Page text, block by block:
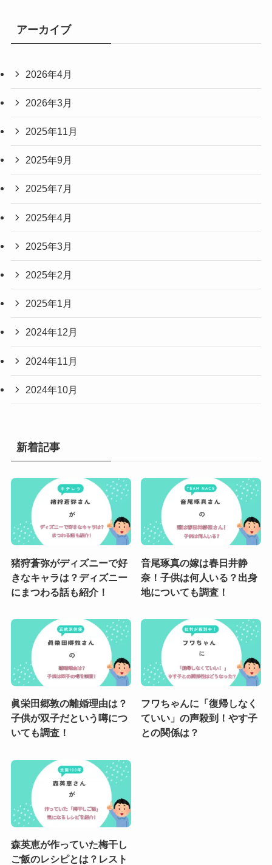
アーカイブ
2026年4月
2026年3月
2025年11月
2025年9月
2025年7月
2025年4月
2025年3月
2025年2月
2025年1月
2024年12月
2024年11月
2024年10月
新着記事
猪狩蒼弥がディズニーで好
きなキャラは？ディズニー
にまつわる話も紹介！
音尾琢真の嫁は春日井静
奈！子供は何人いる？出身
地についても調査！
眞栄田郷敦の離婚理由は？
子供が双子だという噂につ
いても調査！
フワちゃんに「復帰しなく
ていい」の声殺到！やす子
との関係は？
森英恵が作っていた梅干し
ご飯のレシピとは？レスト